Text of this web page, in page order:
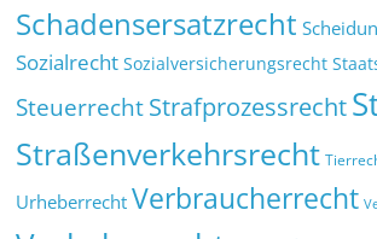
Schadensersatzrecht
Sozialrecht Sozialversicherungsrecht
SteuerrechtStrafprozessrecht
Straßenverkehrsrecht
Urheberrecht Verbraucherrecht